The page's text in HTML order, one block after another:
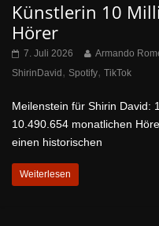
Künstlerin 10
Hörer
7. Juli 2026 Armando
ShirinDavid, Spotify, TikTok
Meilenstein für Shirin David:
10.490.654 monatlichen
einen historischen
Weiterlesen